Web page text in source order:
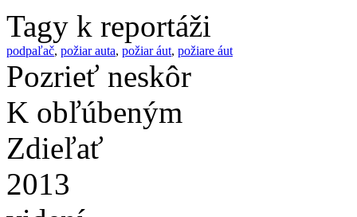
Tagy k reportáži
podpaľač, požiar auta, požiar áut, požiare áut
Pozrieť neskôr
K obľúbeným
Zdieľať
2013